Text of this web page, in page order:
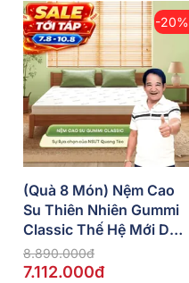
-20%
(Quà 8 Món) Nệm Cao
Su Thiên Nhiên Gummi
Classic Thế Hệ Mới Dày
5/10/15cm
8.890.000đ
7.112.000đ